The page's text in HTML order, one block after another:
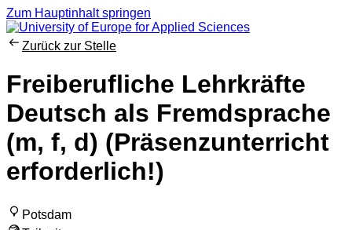
Zum Hauptinhalt springen
Zurück zur Stelle
Freiberufliche Lehrkräfte
Deutsch als Fremdsprache
(m, f, d) (Präsenzunterricht
erforderlich!)
Potsdam